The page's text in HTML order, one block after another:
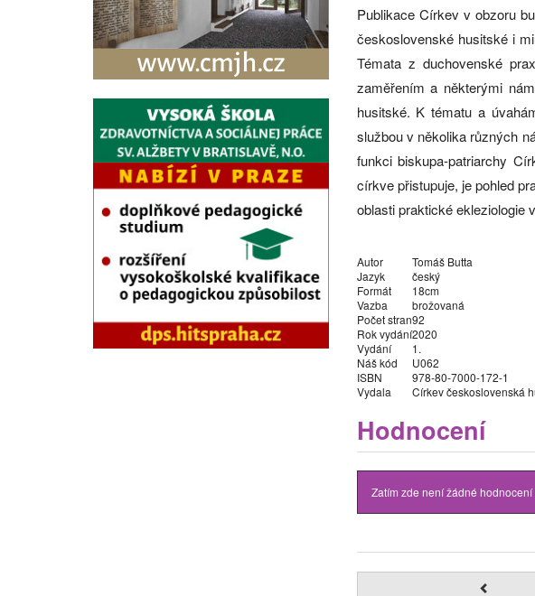
Publikace Církev v obzoru
československé husitské i
Témata z duchovenské
zaměřením a některými
husitské. K tématu a
službou v několika různých
funkci biskupa-patriarchy
církve přistupuje, je pohled
oblasti praktické ekleziologie
Autor
Tomáš Butta
Jazyk
český
Formát
18cm
Vazba
brožovaná
Počet stran92
Rok vydání2020
Vydání
1.
Náš kód
U062
ISBN
978-80-7000-172-1
Vydala
Církev československá
Hodnocení
Zatím zde není žádné